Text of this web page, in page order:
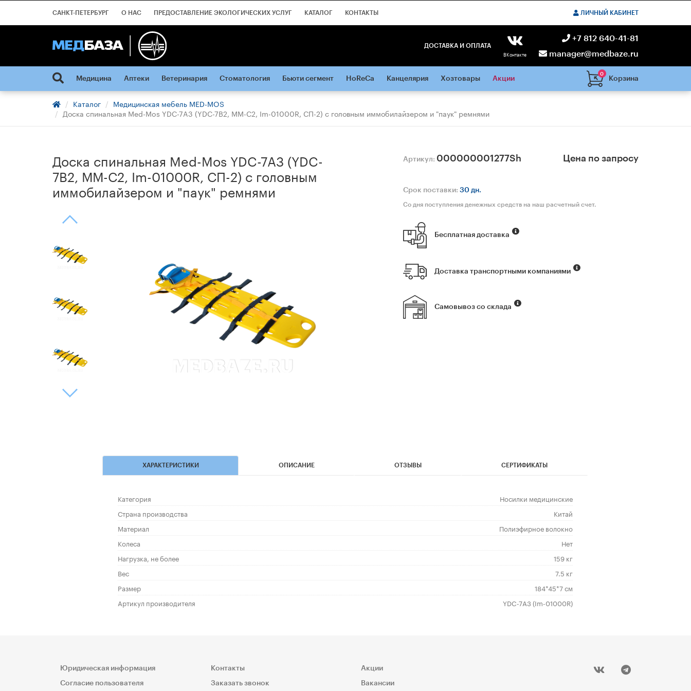
САНКТ-ПЕТЕРБУРГ О НАС ПРЕДОСТАВЛЕНИЕ ЭКОЛОГИЧЕСКИХ УСЛУГ КАТАЛОГ КОНТАКТЫ ЛИЧНЫЙ КАБИНЕТ
ДОСТАВКА И ОПЛАТА
ВКонтакте
+7 812 640-41-81
manager@medbaze.ru
0
Корзина
Медицина Аптеки Ветеринария Стоматология Бьюти сегмент HoReCa Канцелярия Хозтовары Акции
Каталог
Медицинская мебель MED-MOS
Доска спинальная Med-Mos YDC-7A3 (YDC-7В2, ММ-С2, Im-01000R, СП-2) с головным иммобилайзером и "паук" ремнями
Доска спинальная Med-Mos YDC-7A3 (YDC-
7В2, ММ-С2, Im-01000R, СП-2) с головным
иммобилайзером и "паук" ремнями
Артикул: 000000001277Sh Цена по запросу
Срок поставки:30 дн.
Со дня поступления денежных средств на наш расчетный счет.
Бесплатная доставка
Доставка транспортными компаниями
Самовывоз со склада
ХАРАКТЕРИСТИКИ ОПИСАНИЕ ОТЗЫВЫ СЕРТИФИКАТЫ
Категория
Носилки медицинские
Страна производства
Китай
Материал
Полиэфирное волокно
Колеса
Нет
Нагрузка, не более
159 кг
Вес
7.5 кг
Размер
184*45*7 см
Артикул производителя
YDC-7A3 (Im-01000R)
Юридическая информация
Согласие пользователя
Контакты
Заказать звонок
Акции
Вакансии